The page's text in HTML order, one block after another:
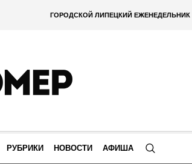
ГОРОДСКОЙ ЛИПЕЦКИЙ ЕЖЕНЕДЕЛЬНИК
РУБРИКИ НОВОСТИ АФИША